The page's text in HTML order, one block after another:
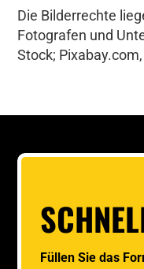
Die Bilderrechte
Fotografen und
Stock;
Füllen Sie das